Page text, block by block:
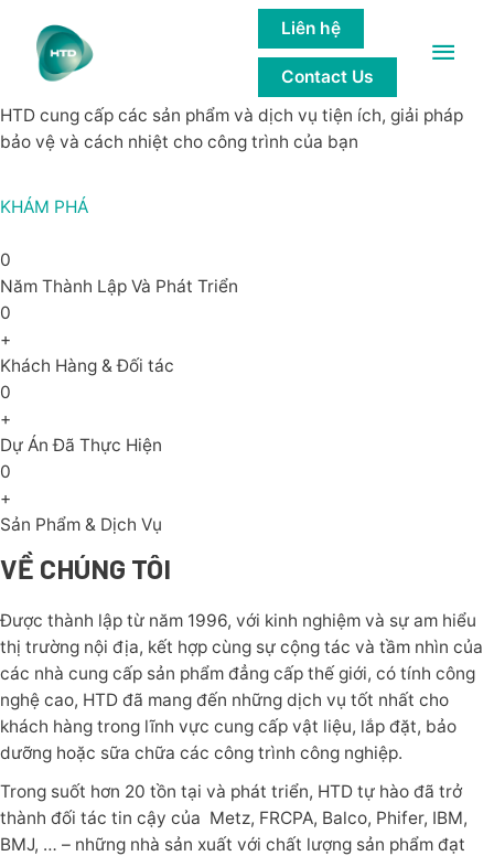
Main
Liên hệ
Contact Us
GIẢI PHÁP của các công trình bền
vững
HTD cung cấp các sản phẩm và dịch vụ tiện ích, giải pháp
bảo vệ và cách nhiệt cho công trình của bạn
KHÁM PHÁ
0
Năm Thành Lập Và Phát Triển
0
+
Khách Hàng & Đối tác
0
+
Dự Án Đã Thực Hiện
0
+
Sản Phẩm & Dịch Vụ
VỀ CHÚNG TÔI
Được thành lập từ năm 1996, với kinh nghiệm và sự am hiểu
thị trường nội địa, kết hợp cùng sự cộng tác và tầm nhìn của
các nhà cung cấp sản phẩm đẳng cấp thế giới, có tính công
nghệ cao, HTD đã mang đến những dịch vụ tốt nhất cho
khách hàng trong lĩnh vực cung cấp vật liệu, lắp đặt, bảo
dưỡng hoặc sữa chữa các công trình công nghiệp.
Trong suốt hơn 20 tồn tại và phát triển, HTD tự hào đã trở
thành đối tác tin cậy của Metz, FRCPA, Balco, Phifer, IBM,
BMJ, … – những nhà sản xuất với chất lượng sản phẩm đạt